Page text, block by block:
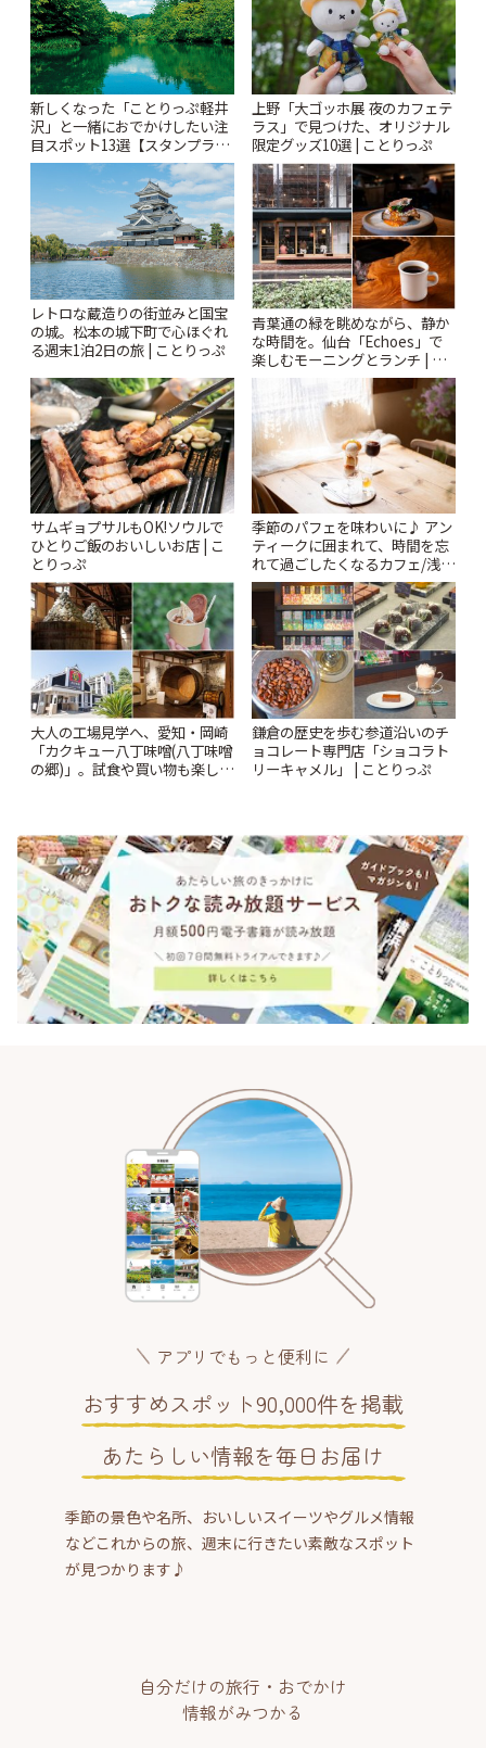
新しくなった「ことりっぷ軽井
沢」と一緒におでかけしたい注
目スポット13選【スタンプラリ
ー開催中】 | ことりっぷ
上野「大ゴッホ展 夜のカフェテ
ラス」で見つけた、オリジナル
限定グッズ10選 | ことりっぷ
レトロな蔵造りの街並みと国宝
の城。松本の城下町で心ほぐれ
る週末1泊2日の旅 | ことりっぷ
青葉通の緑を眺めながら、静か
な時間を。仙台「Echoes」で
楽しむモーニングとランチ | こ
とりっぷ
サムギョプサルもOK!ソウルで
ひとりご飯のおいしいお店 | こ
とりっぷ
季節のパフェを味わいに♪ アン
ティークに囲まれて、時間を忘
れて過ごしたくなるカフェ/浅草
「annorum cafe」 | ことりっぷ
大人の工場見学へ、愛知・岡崎
「カクキュー八丁味噌(八丁味噌
の郷)」。試食や買い物も楽しみ
鎌倉の歴史を歩む参道沿いのチ
ョコレート専門店「ショコラト
リーキャメル」 | ことりっぷ
アプリでもっと便利に
おすすめスポット90,000件を掲載
あたらしい情報を毎日お届け
季節の景色や名所、おいしいスイーツやグルメ情報
などこれからの旅、週末に行きたい素敵なスポット
が見つかります♪
自分だけの旅行・おでかけ
情報がみつかる